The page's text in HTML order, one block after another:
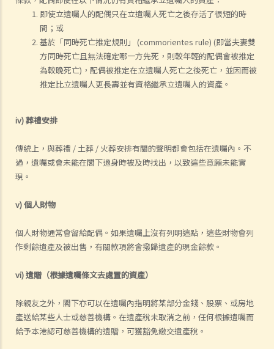
即使立遺囑人的配偶只在立遺囑人死亡之後存活了很短的時
間；或
基於「同時死亡推定規則」 (commorientes rule) (即當夫妻雙
方同時死亡且無法確定哪一方先死，則較年輕的配偶會被推定
為較晚死亡)，配偶被推定在立遺囑人死亡之後死亡，並因而被
推定比立遺囑人更長壽並有資格繼承立遺囑人的資產。
iv) 葬禮安排
傳統上，與葬禮 / 土葬 / 火葬安排有關的聲明都會包括在遺囑內。不
過，遺囑或會未能在閣下過身時被及時找出，以致這些意願未能實
現。
v) 個人財物
個人財物通常會留給配偶。如果遺囑上沒有列明這點，這些財物會列
作剩餘遺產及被出售，有關款項將會撥歸遺產的現金餘款。
vi) 遺贈（根據遺囑條文去處置的資產）
除親友之外，閣下亦可以在遺囑內指明將某部分金錢、股票、或房地
產送給某些人士或慈善機構。在遺產稅未取消之前，任何根據遺囑而
給予本港認可慈善機構的遺贈，可獲豁免繳交遺產稅。